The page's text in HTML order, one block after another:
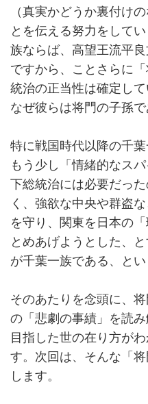
（真実かどうか裏付け
とを伝える努力をして
族ならば、高望王流平
ですから、ことさらに
統治の正当性は確定し
なぜ彼らは将門の子孫
特に戦国時代以降の千
もう少し「情緒的なス
下総統治には必要だっ
く、強欲な中央や群盗
を守り、関東を日本の
とめあげようとした、
が千葉一族である、とい
そのあたりを念頭に、
の「悲劇の事績」を読
目指した世の在り方が
す。次回は、そんな「
します。